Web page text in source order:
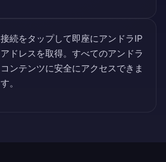
接続をタップして即座にアンドラIP
アドレスを取得。すべてのアンドラ
コンテンツに安全にアクセスできま
す。